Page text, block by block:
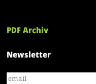
PDF Archiv
Newsletter